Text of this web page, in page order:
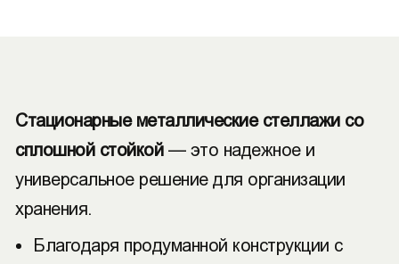
Стационарные металлические стеллажи со
сплошной стойкой— это надежное и
универсальное решение для организации
хранения.
Благодаря продуманной конструкции с